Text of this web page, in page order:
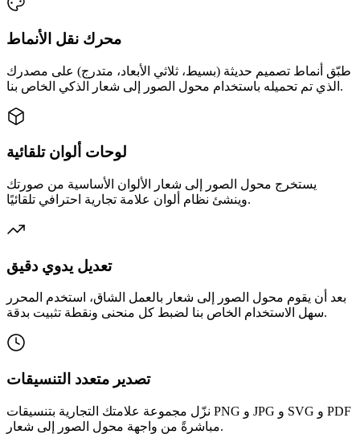
محرك نقل الأنماط
طبّق أنماط تصميم حديثة (بسيط، ثلاثي الأبعاد، متدرج) على مصدرك
الذي تم تحميله باستخدام محول الصور إلى شعار الذكي الخاص بنا.
لوحات ألوان تلقائية
يستخرج محول الصور إلى شعار الألوان الأساسية من صورتك
وينشئ نظام ألوان علامة تجارية احترافي تلقائيًا.
تعديل يدوي دقيق
بعد أن يقوم محول الصور إلى شعار بالعمل الشاق، استخدم المحرر
سهل الاستخدام الخاص بنا لضبط كل منحنى ونقطة تثبيت بدقة.
تصدير متعدد التنسيقات
نزّل مجموعة علامتك التجارية بتنسيقات PNG و JPG و SVG و PDF
مباشرةً من واجهة محول الصور إلى شعار.